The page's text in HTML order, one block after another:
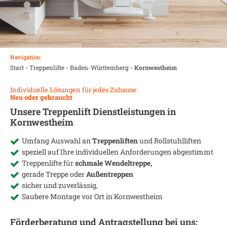
Navigation:
Start- Treppenlifte- Baden-Württemberg- Kornwestheim
Individuelle Lösungen für jedes Zuhause:
Neu oder gebraucht
Unsere Treppenlift Dienstleistungen in
Kornwestheim
Umfang Auswahl anTreppenliftenund Rollstuhlliften
speziell auf Ihre individuellen Anforderungen abgestimmt
Treppenlifte fürschmale Wendeltreppe,
gerade Treppe oderAußentreppen
sicher und zuverlässig,
Saubere Montage vor Ort inKornwestheim
Förderberatung und Antragstellung bei uns: